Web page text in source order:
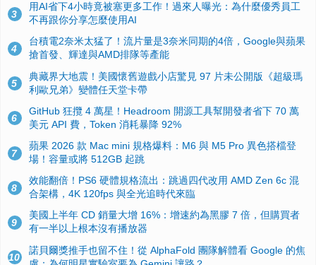
3
用AI省下4小時竟被塞更多工作！過來人曝光：為什麼優秀員工
不再跟你分享怎麼使用AI
4
台積電2奈米太猛了！流片量是3奈米同期的4倍，Google與蘋果
搶首發、輝達與AMD排隊等產能
5
典藏界大地震！美國懷舊遊戲小店驚見 97 片未公開版《超級瑪
利歐兄弟》變體任天堂卡帶
6
GitHub 狂攬 4 萬星！Headroom 開源工具幫開發者省下 70 萬
美元 API 費，Token 消耗暴降 92%
7
蘋果 2026 款 Mac mini 規格爆料：M6 與 M5 Pro 異色搭檔登
場！容量或將 512GB 起跳
8
效能翻倍！PS6 硬體規格流出：跳過四代改用 AMD Zen 6c 混
合架構，4K 120fps 與全光追時代來臨
9
美國上半年 CD 銷量大增 16%：增速約為黑膠 7 倍，但購買者
有一半以上根本沒有播放器
10
諾貝爾獎推手也留不住！從 AlphaFold 團隊解體看 Google 的焦